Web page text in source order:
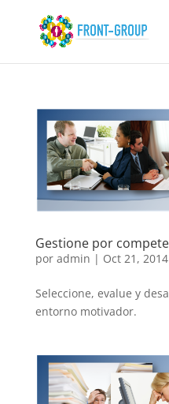
Gestione por
por admin | Oct 21, 2014
Seleccione, evalue y
entorno motivador.